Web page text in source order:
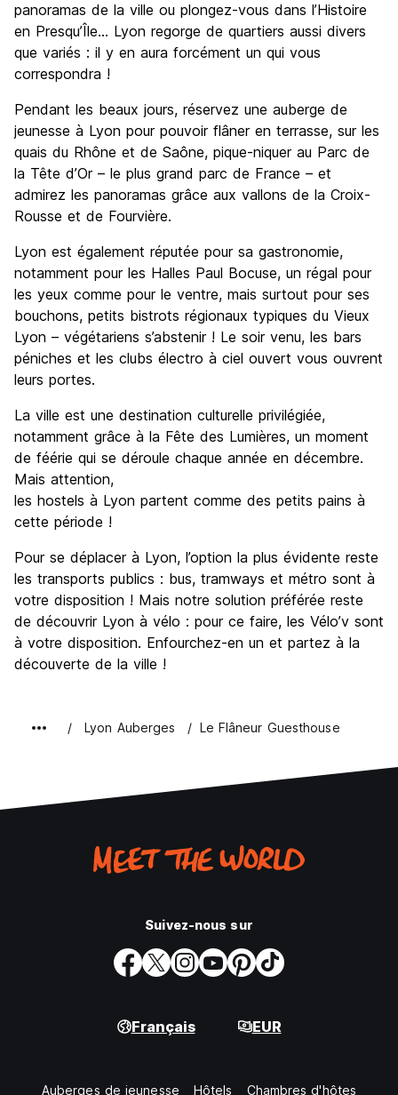
panoramas de la ville ou plongez-vous dans l’Histoire
en Presqu’Île… Lyon regorge de quartiers aussi divers
que variés : il y en aura forcément un qui vous
correspondra !
Pendant les beaux jours, réservez une auberge de
jeunesse à Lyon pour pouvoir flâner en terrasse, sur les
quais du Rhône et de Saône, pique-niquer au Parc de
la Tête d’Or – le plus grand parc de France – et
admirez les panoramas grâce aux vallons de la Croix-
Rousse et de Fourvière.
Lyon est également réputée pour sa gastronomie,
notamment pour les Halles Paul Bocuse, un régal pour
les yeux comme pour le ventre, mais surtout pour ses
bouchons, petits bistrots régionaux typiques du Vieux
Lyon – végétariens s’abstenir ! Le soir venu, les bars
péniches et les clubs électro à ciel ouvert vous ouvrent
leurs portes.
La ville est une destination culturelle privilégiée,
notamment grâce à la Fête des Lumières, un moment
de féérie qui se déroule chaque année en décembre.
Mais attention,
les hostels à Lyon partent comme des petits pains à
cette période !
Pour se déplacer à Lyon, l’option la plus évidente reste
les transports publics : bus, tramways et métro sont à
votre disposition ! Mais notre solution préférée reste
de découvrir Lyon à vélo : pour ce faire, les Vélo’v sont
à votre disposition. Enfourchez-en un et partez à la
découverte de la ville !
Lyon Auberges Le Flâneur Guesthouse
Suivez-nous sur
Français EUR
Auberges de jeunesse Hôtels Chambres d'hôtes